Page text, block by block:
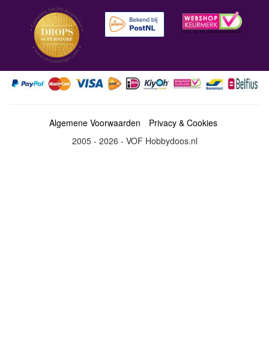
Algemene Voorwaarden
Privacy & Cookies
2005 - 2026 - VOF Hobbydoos.nl